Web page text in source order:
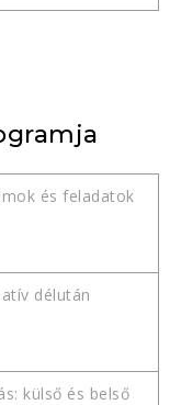
és feladatok
délután
külső és belső